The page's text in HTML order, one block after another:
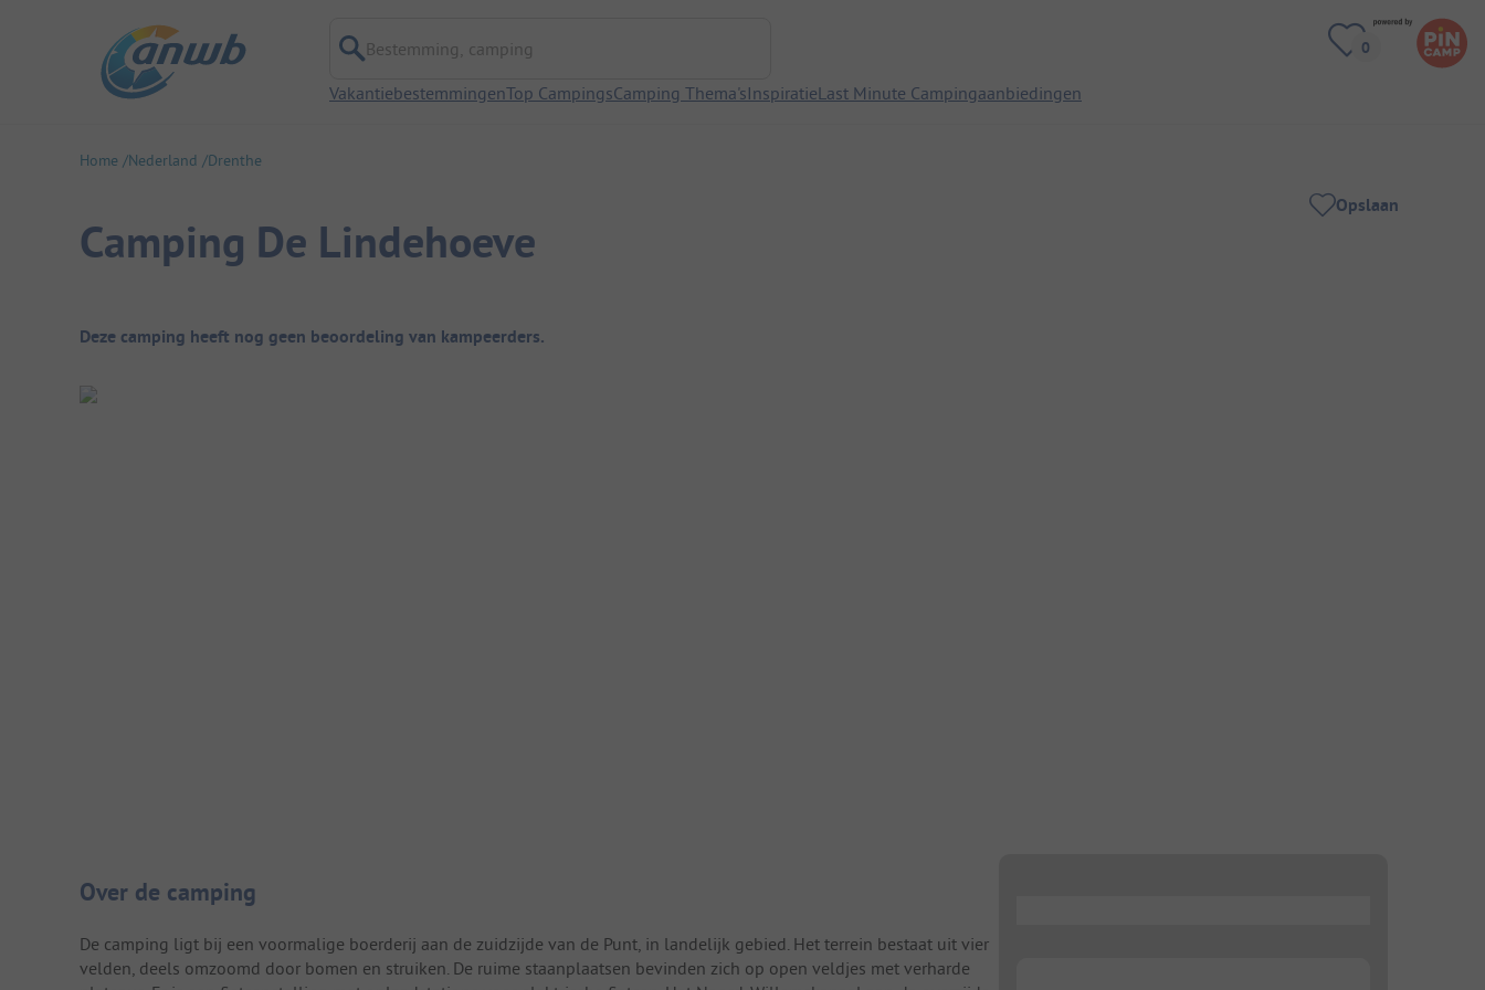
Bestemming, camping
VakantiebestemmingenTop CampingsCamping Thema'sInspiratieLast Minute Campingaanbiedingen
Home Nederland Drenthe
Camping De Lindehoeve
Opslaan
Camping overzicht
Deze camping heeft nog geen beoordeling van kampeerders.
Camping introductie
Over de camping
De camping ligt bij een voormalige boerderij aan de zuidzijde van de Punt, in landelijk gebied. Het terrein bestaat uit vier
velden, deels omzoomd door bomen en struiken. De ruime staanplaatsen bevinden zich op open veldjes met verharde